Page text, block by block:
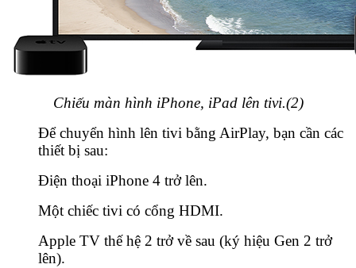
Chiếu màn hình iPhone, iPad lên tivi.(2)
Để chuyển hình lên tivi bằng AirPlay, bạn cần các
thiết bị sau:
Điện thoại iPhone 4 trở lên.
Một chiếc tivi có cổng HDMI.
Apple TV thế hệ 2 trở về sau (ký hiệu Gen 2 trở
lên).